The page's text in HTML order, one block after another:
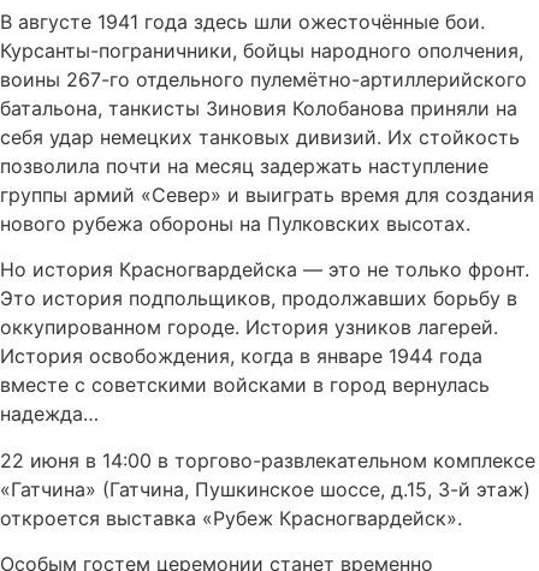
В августе 1941 года здесь шли ожесточённые бои.
Курсанты-пограничники, бойцы народного ополчения,
воины 267-го отдельного пулемётно-артиллерийского
батальона, танкисты Зиновия Колобанова приняли на
себя удар немецких танковых дивизий. Их стойкость
позволила почти на месяц задержать наступление
группы армий «Север» и выиграть время для создания
нового рубежа обороны на Пулковских высотах.
Но история Красногвардейска — это не только фронт.
Это история подпольщиков, продолжавших борьбу в
оккупированном городе. История узников лагерей.
История освобождения, когда в январе 1944 года
вместе с советскими войсками в город вернулась
надежда…
22 июня в 14:00 в торгово-развлекательном комплексе
«Гатчина» (Гатчина, Пушкинское шоссе, д.15, 3-й этаж)
откроется выставка «Рубеж Красногвардейск».
Особым гостем церемонии станет временно